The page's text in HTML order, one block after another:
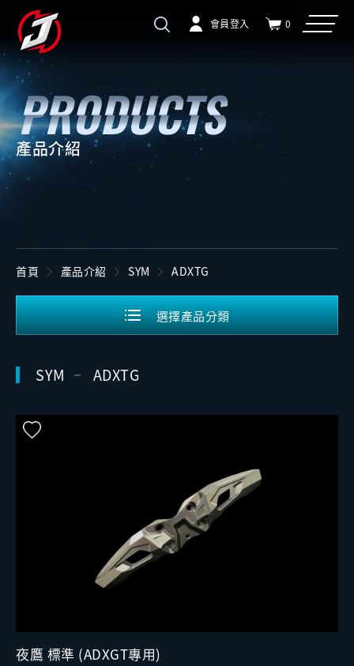
會員登入 0
產品介紹
首頁 產品介紹 SYM ADXTG
選擇產品分類
SYM ADXTG
夜鷹 標準 (ADXGT專用)